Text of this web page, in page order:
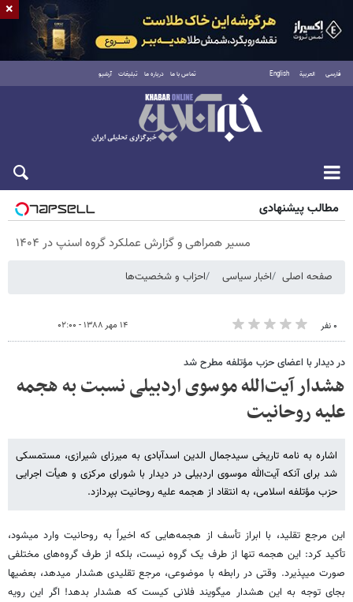
فارسی العربية English تماس با ما درباره ما تبلیغات آرشیو
پنجشنبه ۱۵ مرداد ۱۴۰۵
مطالب پیشنهادی
مسیر همراهی و گزارش عملکرد گروه اسنپ در ۱۴۰۴
صفحه اصلی اخبار سیاسی احزاب و شخصیت‌ها
۰ نفر ۱۴ مهر ۱۳۸۸ - ۰۲:۰۰
در دیدار با اعضای حزب مؤتلفه مطرح شد
هشدار آیت‌الله موسوی اردبیلی نسبت به هجمه
علیه روحانیت
اشاره به نامه تاریخی سیدجمال الدین اسدآبادی به میرزای شیرازی، مستمسکی
شد برای آنکه آیت‌الله موسوی اردبیلی در دیدار با شورای مرکزی و هیأت اجرایی
حزب مؤتلفه اسلامی، به انتقاد از هجمه علیه روحانیت بپردازد.
این مرجع تقلید، با ابراز تأسف از هجمه‌هایی که اخیراً به روحانیت وارد می‎شود،
تأکید کرد: این هجمه تنها از طرف یک گروه نیست، بلکه از طرف گروه‌های مختلفی
صورت می‎پذیرد. وقتی در رابطه با موضوعی، مرجع تقلیدی هشدار می‎دهد، بعضی‎ها
بجای توجه به این هشدار می‎گویند فلانی کیست که هشدار بدهد! اگر این رویه
×